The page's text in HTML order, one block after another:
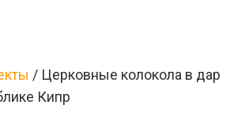
/ Церковные колокола в дар
Кипр